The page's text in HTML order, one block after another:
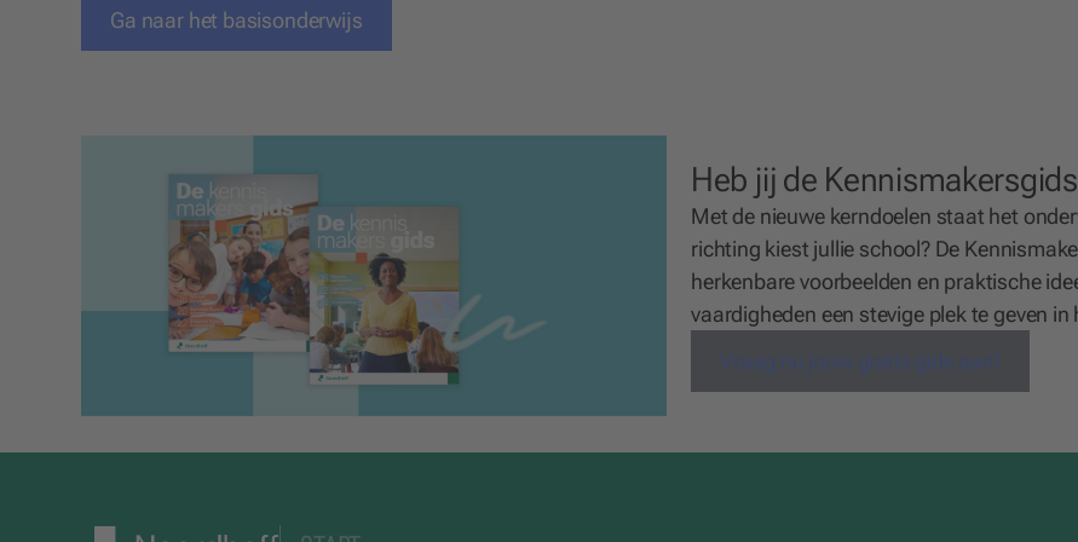
Ga naar het basisonderwijs
Heb jij de
Met de nieuwe kerndoelen staat het
richting kiest jullie school? De
herkenbare voorbeelden en praktische
vaardigheden een stevige plek te geven
Vraag nu jouw gratis gids aan!